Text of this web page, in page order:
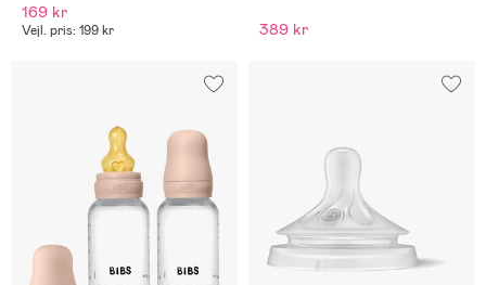
169 kr
Vejl. pris: 199 kr 389 kr